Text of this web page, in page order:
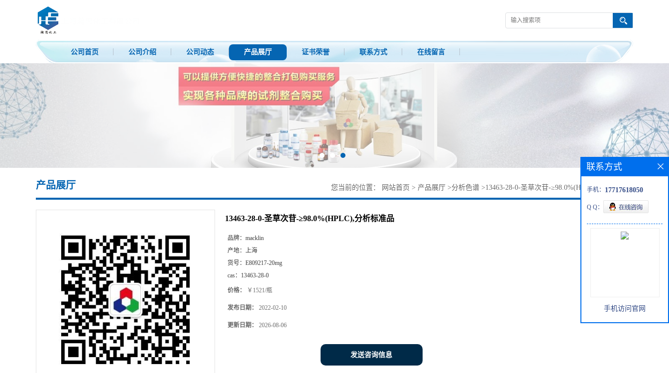
公司首页 公司介绍 公司动态 产品展厅 证书荣誉 联系方式 在线留言
产品展厅 您当前的位置： 网站首页 > 产品展厅 >分析色谱 >13463-28-0-圣草次苷-≥98.0%(HPLC),分析标准品
13463-28-0-圣草次苷-≥98.0%(HPLC),分析标准品
品牌： macklin
产地： 上海
货号： E809217-20mg
cas： 13463-28-0
价格： ￥1521/瓶
发布日期： 2022-02-10
更新日期： 2026-08-06
发送咨询信息
联系方式
手机： 17717618050
Q Q：
手机访问官网